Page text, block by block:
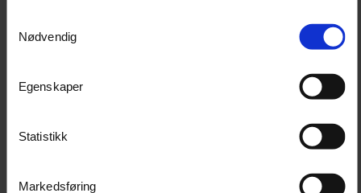
Nødvendig
Egenskaper
Statistikk
Markedsføring
I pakken får du:
Festebraketter